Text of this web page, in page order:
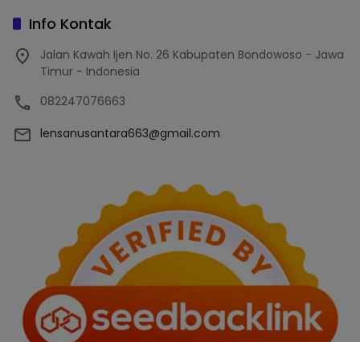
Info Kontak
Jalan Kawah Ijen No. 26 Kabupaten Bondowoso - Jawa
Timur - Indonesia
082247076663
lensanusantara663@gmail.com